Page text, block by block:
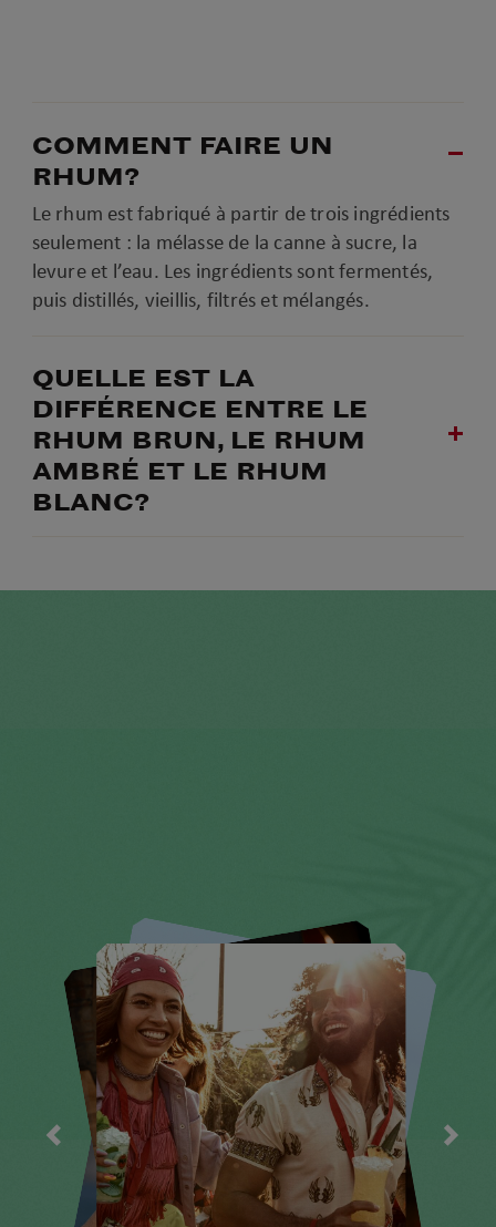
COMMENT FAIRE UN
RHUM?
Le rhum est fabriqué à partir de trois ingrédients
seulement : la mélasse de la canne à sucre, la
levure et l’eau. Les ingrédients sont fermentés,
puis distillés, vieillis, filtrés et mélangés.
QUELLE EST LA
DIFFÉRENCE ENTRE LE
RHUM BRUN, LE RHUM
AMBRÉ ET LE RHUM
BLANC?